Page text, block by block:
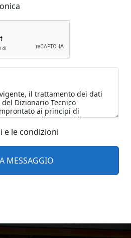
e le condizioni